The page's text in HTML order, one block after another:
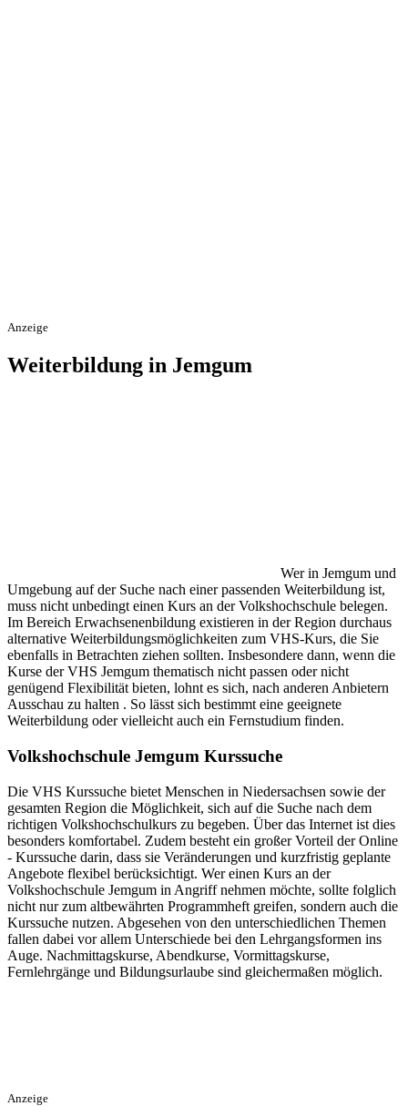
Anzeige
Weiterbildung in Jemgum
Wer in Jemgum und
Umgebung auf der Suche nach einer passenden Weiterbildung ist,
muss nicht unbedingt einen Kurs an der Volkshochschule belegen.
Im Bereich Erwachsenenbildung existieren in der Region durchaus
alternative Weiterbildungsmöglichkeiten zum VHS-Kurs, die Sie
ebenfalls in Betrachten ziehen sollten. Insbesondere dann, wenn die
Kurse der VHS Jemgum thematisch nicht passen oder nicht
genügend Flexibilität bieten, lohnt es sich, nach anderen Anbietern
Ausschau zu halten . So lässt sich bestimmt eine geeignete
Weiterbildung oder vielleicht auch ein Fernstudium finden.
Volkshochschule Jemgum Kurssuche
Die VHS Kurssuche bietet Menschen in Niedersachsen sowie der
gesamten Region die Möglichkeit, sich auf die Suche nach dem
richtigen Volkshochschulkurs zu begeben. Über das Internet ist dies
besonders komfortabel. Zudem besteht ein großer Vorteil der Online
- Kurssuche darin, dass sie Veränderungen und kurzfristig geplante
Angebote flexibel berücksichtigt. Wer einen Kurs an der
Volkshochschule Jemgum in Angriff nehmen möchte, sollte folglich
nicht nur zum altbewährten Programmheft greifen, sondern auch die
Kurssuche nutzen. Abgesehen von den unterschiedlichen Themen
fallen dabei vor allem Unterschiede bei den Lehrgangsformen ins
Auge. Nachmittagskurse, Abendkurse, Vormittagskurse,
Fernlehrgänge und Bildungsurlaube sind gleichermaßen möglich.
Anzeige